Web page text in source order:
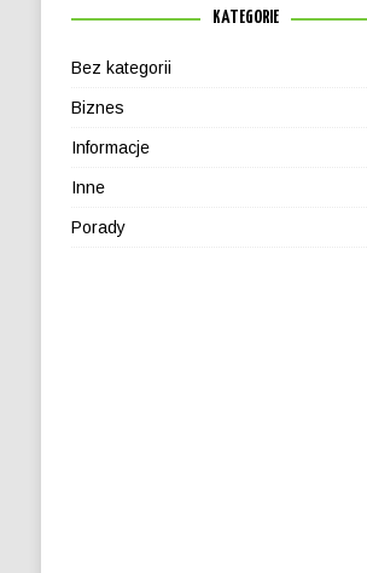
KATEGORIE
Bez kategorii
Biznes
Informacje
Inne
Porady